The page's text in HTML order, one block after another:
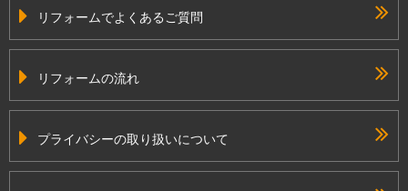
リフォームでよくあるご質問
リフォームの流れ
プライバシーの取り扱いについて